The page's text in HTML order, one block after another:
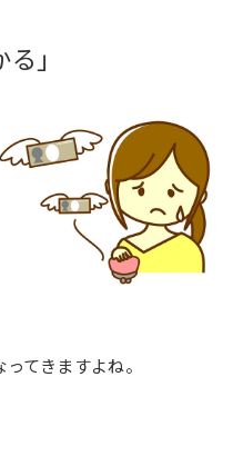
」
てきますよね。